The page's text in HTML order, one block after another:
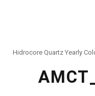
Hidrocore Quartz Yearly